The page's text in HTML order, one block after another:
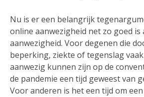
Nu is er een belangrijk
online aanwezigheid net zo goed
aanwezigheid. Voor degenen die
beperking, ziekte of tegenslag
aanwezig kunnen zijn op de
de pandemie een tijd geweest van
Voor anderen is het een tijd om